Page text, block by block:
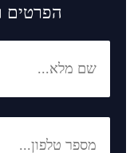
הפרטים